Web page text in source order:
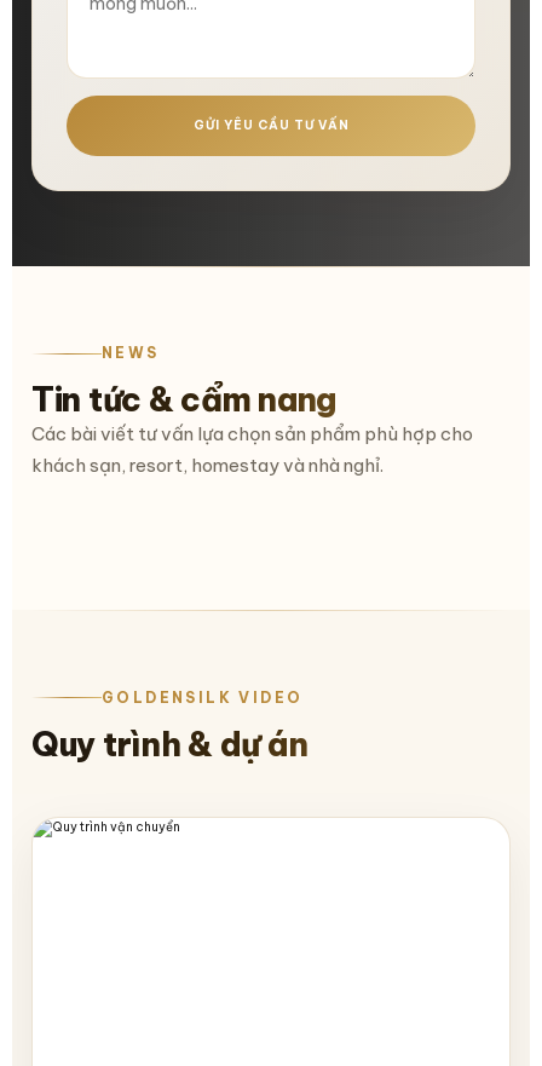
GỬI YÊU CẦU TƯ VẤN
NEWS
Tin tức & cẩm nang
Các bài viết tư vấn lựa chọn sản phẩm phù hợp cho
khách sạn, resort, homestay và nhà nghỉ.
GOLDENSILK VIDEO
Quy trình & dự án